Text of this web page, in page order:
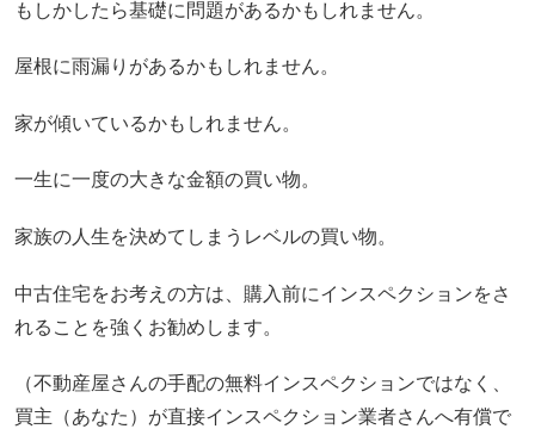
もしかしたら基礎に問題があるかもしれません。
屋根に雨漏りがあるかもしれません。
家が傾いているかもしれません。
一生に一度の大きな金額の買い物。
家族の人生を決めてしまうレベルの買い物。
中古住宅をお考えの方は、購入前にインスペクションをさ
れることを強くお勧めします。
（不動産屋さんの手配の無料インスペクションではなく、
買主（あなた）が直接インスペクション業者さんへ有償で